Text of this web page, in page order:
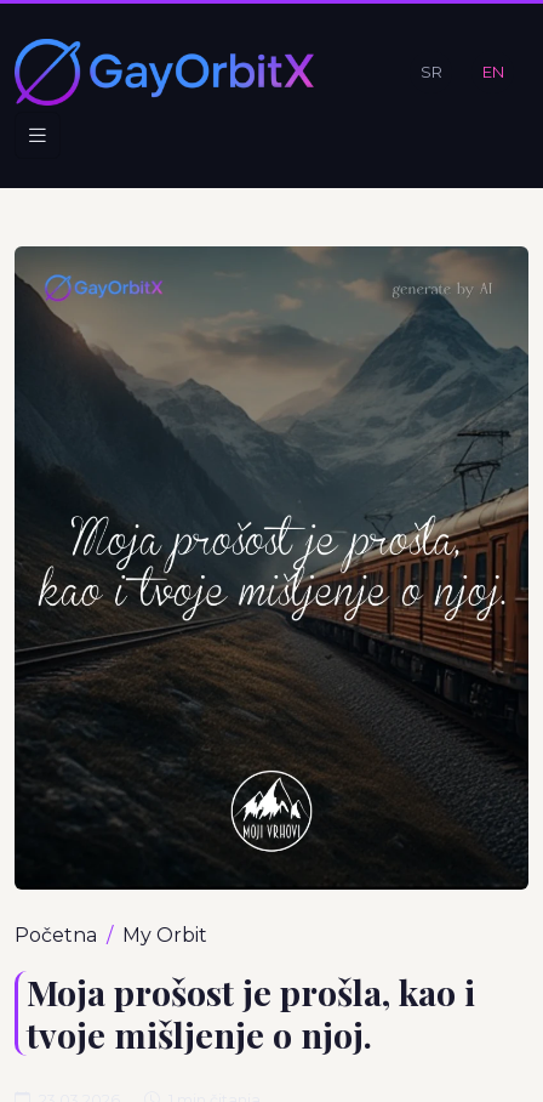
SR EN
Početna My Orbit
Moja prošost je prošla, kao i
tvoje mišljenje o njoj.